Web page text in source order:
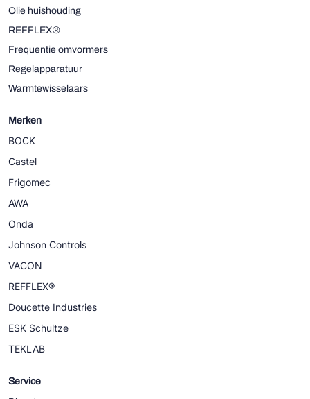
Olie huishouding
REFFLEX®
Frequentie omvormers
Regelapparatuur
Warmtewisselaars
Merken
BOCK
Castel
Frigomec
AWA
Onda
Johnson Controls
VACON
REFFLEX®
Doucette Industries
ESK Schultze
TEKLAB
Service